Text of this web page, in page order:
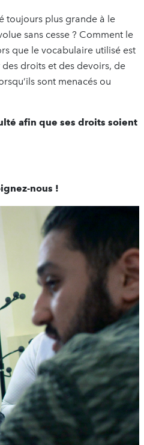
toujours plus grande à le
sans cesse ? Comment le
que le vocabulaire utilisé est
droits et des devoirs, de
sont menacés ou
afin que ses droits soient
nous !